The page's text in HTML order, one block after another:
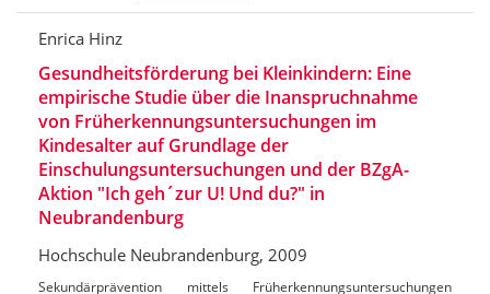
Enrica Hinz
Gesundheitsförderung bei Kleinkindern: Eine
empirische Studie über die Inanspruchnahme
von Früherkennungsuntersuchungen im
Kindesalter auf Grundlage der
Einschulungsuntersuchungen und der BZgA-
Aktion "Ich geh´zur U! Und du?" in
Neubrandenburg
Hochschule Neubrandenburg, 2009
Sekundärprävention mittels Früherkennungsuntersuchungen